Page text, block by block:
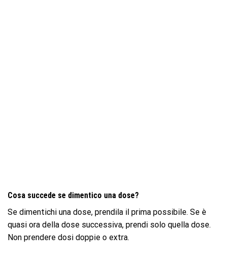
Cosa succede se dimentico una dose?
Se dimentichi una dose, prendila il prima possibile. Se è
quasi ora della dose successiva, prendi solo quella dose.
Non prendere dosi doppie o extra.